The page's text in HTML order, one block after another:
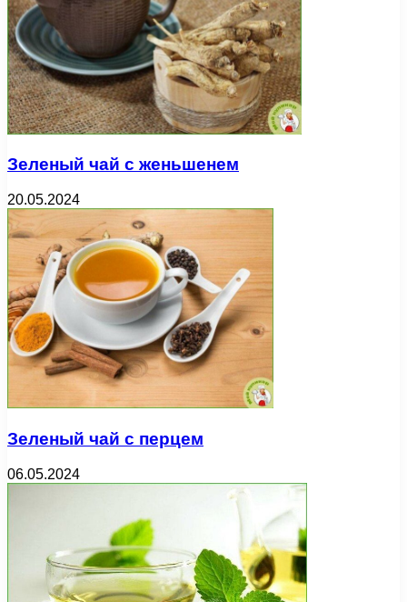
Зеленый чай с женьшенем
20.05.2024
Зеленый чай с перцем
06.05.2024